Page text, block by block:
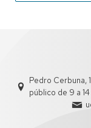
Pedro Cerbuna,
público de 9 a 14